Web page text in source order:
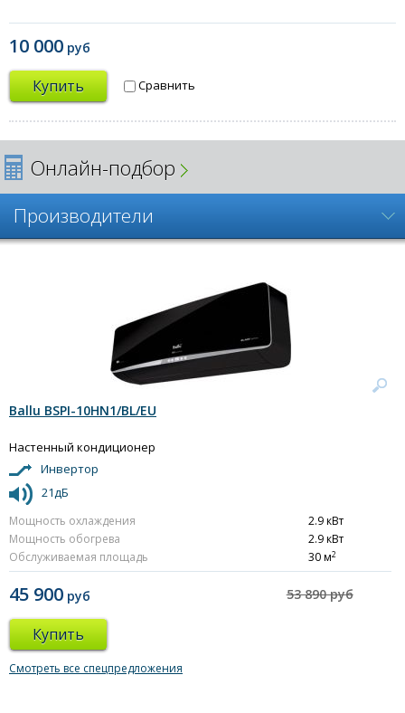
10 000 руб
Купить Сравнить
Онлайн-подбор
Производители
Ballu BSPI-10HN1/BL/EU
Настенный кондиционер
Инвертор
21дБ
Мощность охлаждения
2.9 кВт
Мощность обогрева
2.9 кВт
Обслуживаемая площадь
30 м2
45 900 руб 53 890 руб
Купить
Смотреть все спецпредложения